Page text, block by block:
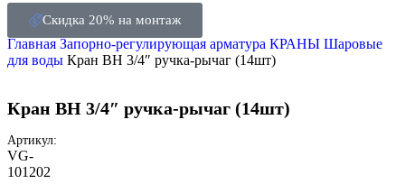
Скидка 20% на монтаж
Главная Запорно-регулирующая арматура КРАНЫ Шаровые
для воды Кран ВH 3/4″ ручка-рычаг (14шт)
Кран ВH 3/4″ ручка-рычаг (14шт)
Артикул:
VG-
101202